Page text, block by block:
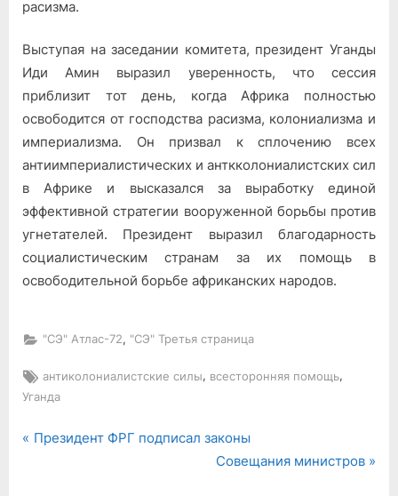
расизма.
Выступая на заседании комитета, президент Уганды
Иди Амин выразил уверенность, что сессия
приблизит тот день, когда Африка полностью
освободится от господства расизма, колониализма и
империализма. Он призвал к сплочению всех
антиимпериалистических и анткколониалистских сил
в Африке и высказался за выработку единой
эффективной стратегии вооруженной борьбы против
угнетателей. Президент выразил благодарность
социалистическим странам за их помощь в
освободительной борьбе африканских народов.
"СЭ" Атлас-72, "СЭ" Третья страница
Tags:
антиколониалистские силы, всесторонняя помощь,
Уганда
Навигация
P
Президент ФРГ подписал законы
N
Совещания министров